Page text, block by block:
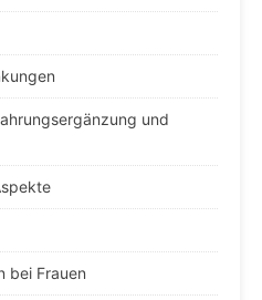
und
bei Frauen